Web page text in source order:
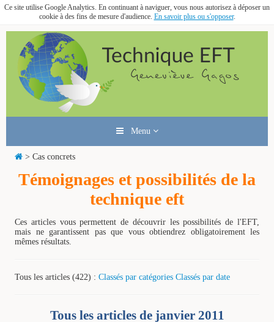
Ce site utilise Google Analytics. En continuant à naviguer, vous nous autorisez à déposer un
cookie à des fins de mesure d'audience. En savoir plus ou s'opposer.
Menu
> Cas concrets
Témoignages et possibilités de la
technique eft
Ces articles vous permettent de découvrir les possibilités de l'EFT,
mais ne garantissent pas que vous obtiendrez obligatoirement les
mêmes résultats.
Tous les articles (422) : Classés par catégories Classés par date
Tous les articles de janvier 2011